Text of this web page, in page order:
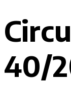
40/